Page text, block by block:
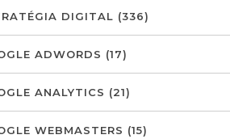
DIGITAL (336)
ADWORDS (17)
ANALYTICS (21)
WEBMASTERS (15)